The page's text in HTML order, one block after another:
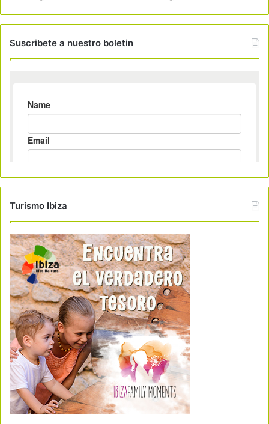
Suscribete a nuestro boletin
Turismo Ibiza